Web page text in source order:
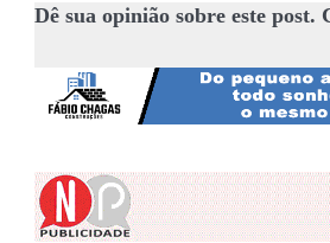
Dê sua opinião sobre este post.